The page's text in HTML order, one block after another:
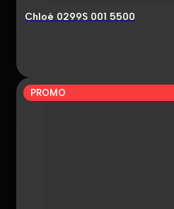
Chloé 0299S 001 5500
PROMO